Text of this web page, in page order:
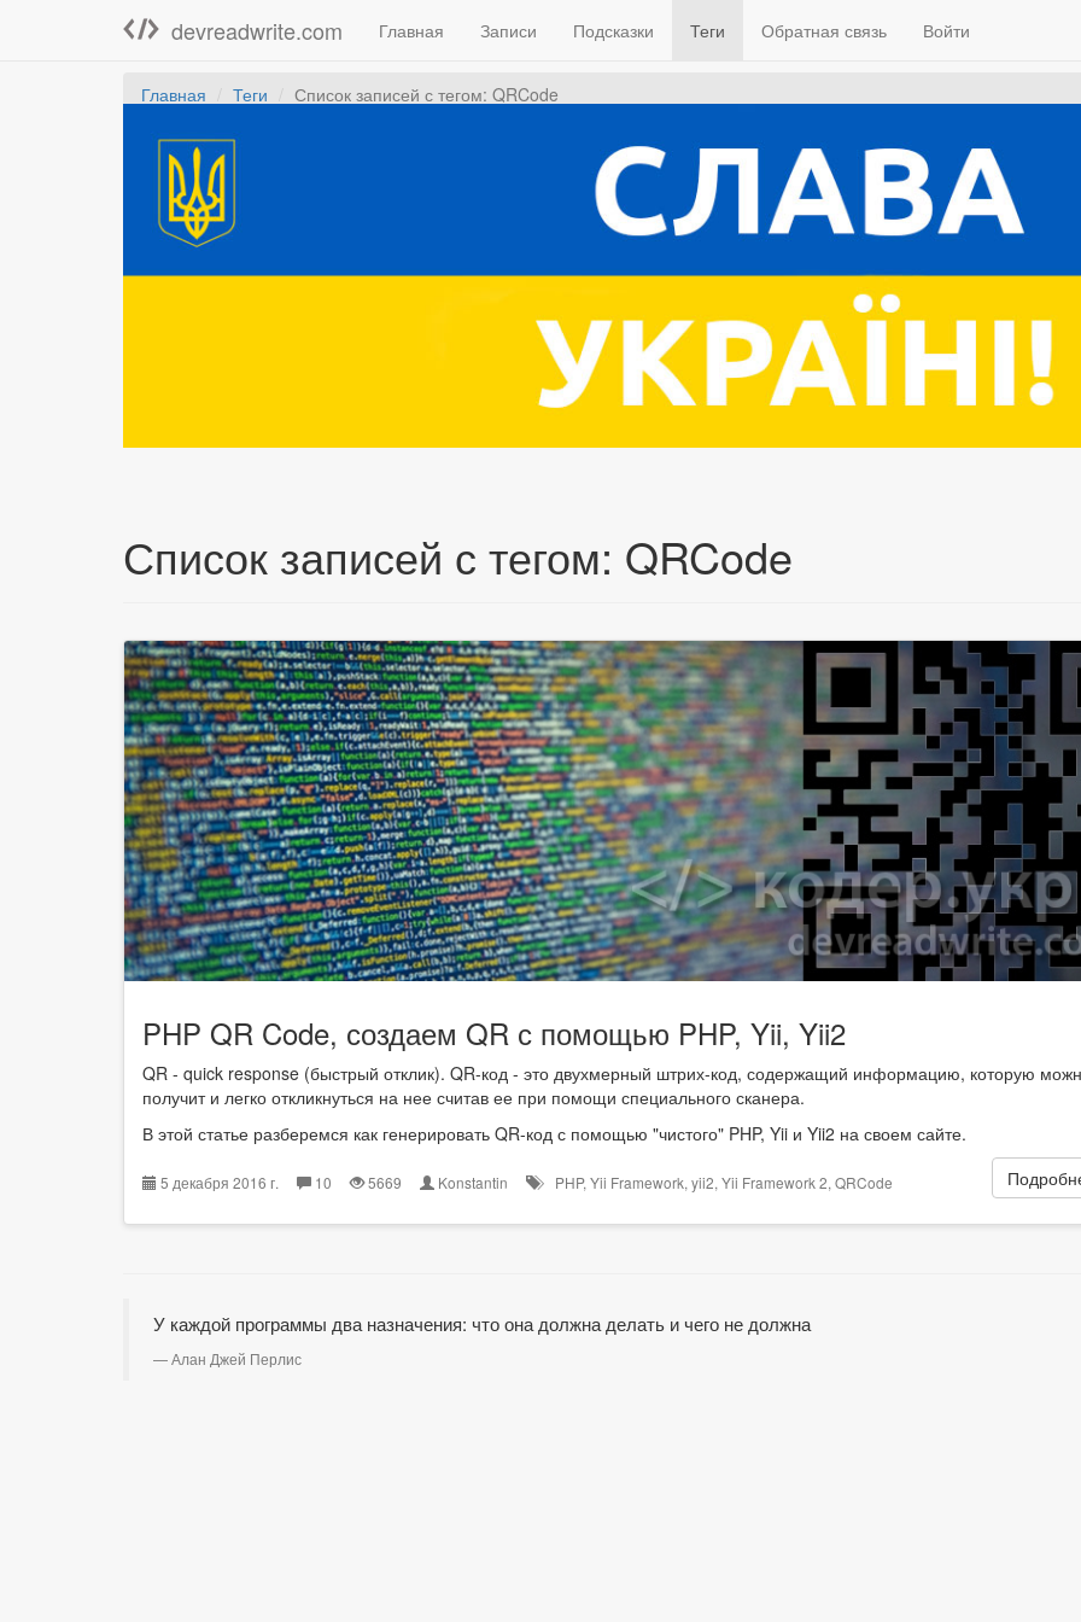
devreadwrite.com Главная Записи Подсказки Теги Обратная связь Войти
Главная Теги Список записей с тегом: QRCode
Список записей с тегом: QRCode
PHP QR Code, создаем QR с помощью PHP, Yii, Yii2
QR - quick response (быстрый отклик). QR-код - это двухмерный штрих-код, содержащий информацию, которую
получит и легко откликнуться на нее считав ее при помощи специального сканера.
В этой статье разберемся как генерировать QR-код с помощью "чистого" PHP, Yii и Yii2 на своем сайте.
5 декабря 2016 г. 10 5669 Konstantin PHP, Yii Framework, yii2, Yii Framework 2, QRCode
У каждой программы два назначения: что она должна делать и чего не должна
Алан Джей Перлис